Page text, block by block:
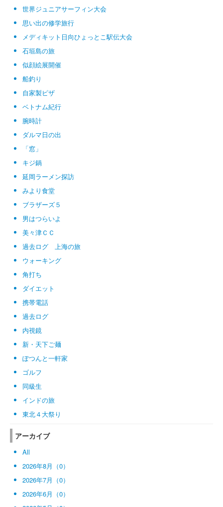
世界ジュニアサーフィン大会
思い出の修学旅行
メディキット日向ひょっとこ駅伝大会
石垣島の旅
似顔絵展開催
船釣り
自家製ピザ
ベトナム紀行
腕時計
ダルマ日の出
「窓」
キジ鍋
延岡ラーメン探訪
みより食堂
ブラザーズ５
男はつらいよ
美々津ＣＣ
過去ログ 上海の旅
ウォーキング
角打ち
ダイエット
携帯電話
過去ログ
内視鏡
新・天下ご麺
ぽつんと一軒家
ゴルフ
同級生
インドの旅
東北４大祭り
アーカイブ
All
2026年8月（0）
2026年7月（0）
2026年6月（0）